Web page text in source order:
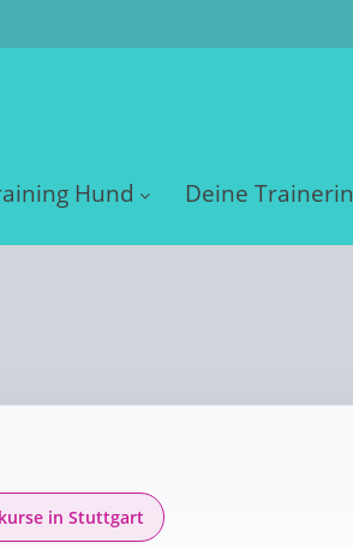
Hund Deine Trainerin
in Stuttgart